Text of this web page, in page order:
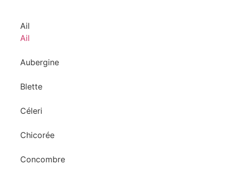
Ail
Ail
Aubergine
Blette
Céleri
Chicorée
Concombre